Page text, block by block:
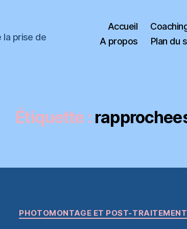
la prise de
Accueil
A propos
Plan du
Étiquette :
Catégories
PHOTOMONTAGE ET POST-TRAITEMENT